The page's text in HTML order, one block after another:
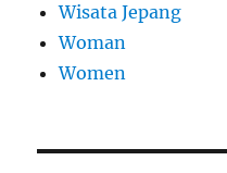
Wisata Jepang
Woman
Women